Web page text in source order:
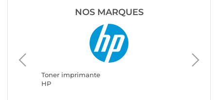
NOS MARQUES
Toner imprimante
HP
Toner
Brother